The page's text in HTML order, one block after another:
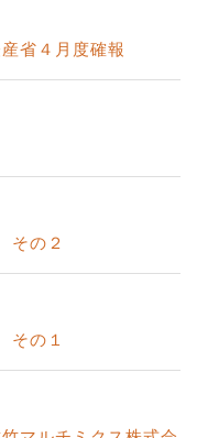
省４月度確報
その２
の１